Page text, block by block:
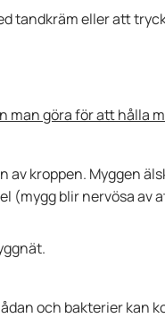
tandkräm eller att
man göra för att hålla
av kroppen. Myggen
(mygg blir nervösa av
och bakterier kan